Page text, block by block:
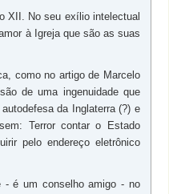
XII. No seu exílio intelectual
à Igreja que são as suas
como no artigo de Marcelo
de uma ingenuidade que
da Inglaterra (?) e
Terror contar o Estado
pelo endereço eletrônico
- é um conselho amigo - no